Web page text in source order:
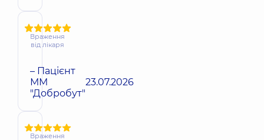
Враження
від лікаря
– Пацієнт
ММ
"Добробут"
23.07.2026
Враження